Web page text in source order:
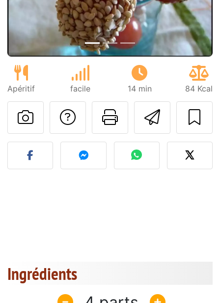
Apéritif facile 14 min 84 Kcal
Imprimer
Poser une
Publier votre photo de
Ingrédients